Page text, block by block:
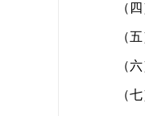
（
（
（
（